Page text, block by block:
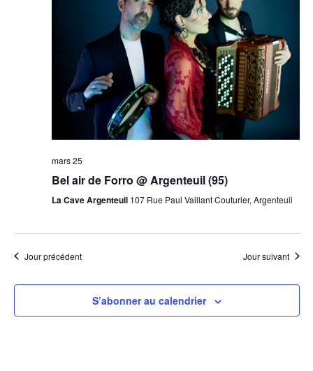
mars 25
Bel air de Forro @ Argenteuil (95)
La Cave Argenteuil 107 Rue Paul Vaillant Couturier, Argenteuil
Jour précédent Jour suivant
S’abonner au calendrier